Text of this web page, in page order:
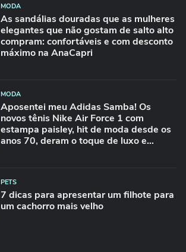
MODA
As sandálias douradas que as mulheres
elegantes que não gostam de salto alto
compram: confortáveis e com desconto
máximo na AnaCapri
MODA
Aposentei meu Adidas Samba! Os
novos tênis Nike Air Force 1 com
estampa paisley, hit de moda desde os
anos 70, deram o toque de luxo e
PETS
7 dicas para apresentar um filhote para
um cachorro mais velho